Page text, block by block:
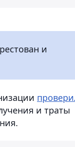
и
и траты